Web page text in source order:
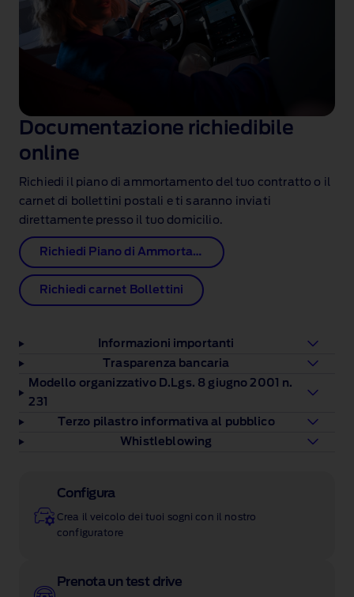
Documentazione richiedibile
online
Richiedi il piano di ammortamento del tuo contratto o il
carnet di bollettini postali e ti saranno inviati
direttamente presso il tuo domicilio.
Richiedi Piano di Ammortamento
Richiedi carnet Bollettini
Informazioni importanti
Trasparenza bancaria
Modello organizzativo D.Lgs. 8 giugno 2001 n.
231
Terzo pilastro informativa al pubblico
Whistleblowing
Configura
Crea il veicolo dei tuoi sogni con il nostro
configuratore
Prenota un test drive